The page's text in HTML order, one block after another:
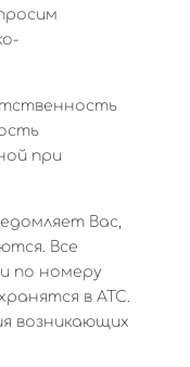
при
Вас,
Все
по номеру
в АТС.
возникающих